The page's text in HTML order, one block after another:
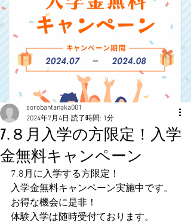
7.８月入学の方限定！入学
金無料キャンペーン
sorobantanaka001
2024年7月4日 読了時間: 1分
7.8月に入学する方限定！
入学金無料キャンペーン実施中です。
お得な機会に是非！
体験入学は随時受付ております。